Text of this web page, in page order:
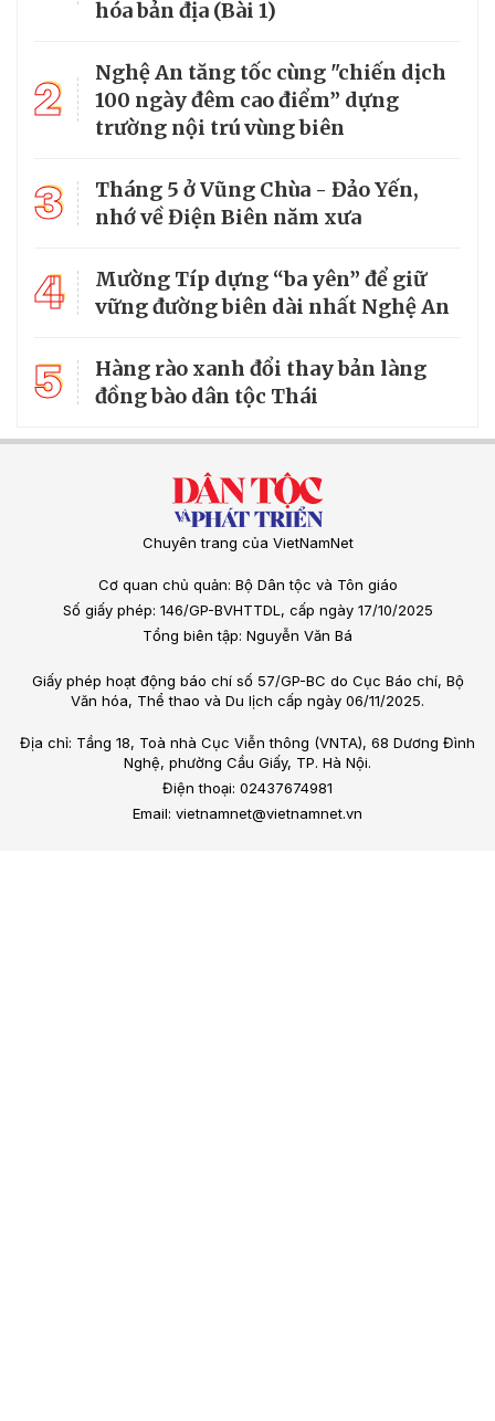
hóa bản địa (Bài 1)
2
Nghệ An tăng tốc cùng "chiến dịch
100 ngày đêm cao điểm” dựng
trường nội trú vùng biên
3
Tháng 5 ở Vũng Chùa - Đảo Yến,
nhớ về Điện Biên năm xưa
4
Mường Típ dựng “ba yên” để giữ
vững đường biên dài nhất Nghệ An
5
Hàng rào xanh đổi thay bản làng
đồng bào dân tộc Thái
Chuyên trang của VietNamNet
Cơ quan chủ quản: Bộ Dân tộc và Tôn giáo
Số giấy phép: 146/GP-BVHTTDL, cấp ngày 17/10/2025
Tổng biên tập: Nguyễn Văn Bá
Giấy phép hoạt động báo chí số 57/GP-BC do Cục Báo chí, Bộ
Văn hóa, Thể thao và Du lịch cấp ngày 06/11/2025.
Địa chỉ: Tầng 18, Toà nhà Cục Viễn thông (VNTA), 68 Dương Đình
Nghệ, phường Cầu Giấy, TP. Hà Nội.
Điện thoại: 02437674981
Email: vietnamnet@vietnamnet.vn